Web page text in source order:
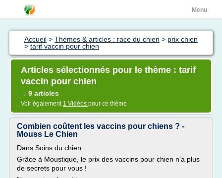
Menu
Accueil > Thèmes & articles : race du chien > prix chien
> tarif vaccin pour chien
Articles sélectionnés pour le thème : tarif
vaccin pour chien
→ 9 articles
Voir également 1 Vidéos pour ce thème
Combien coûtent les vaccins pour chiens ? -
Mouss Le Chien
Dans Soins du chien
Grâce à Moustique, le prix des vaccins pour chien n'a plus
de secrets pour vous !